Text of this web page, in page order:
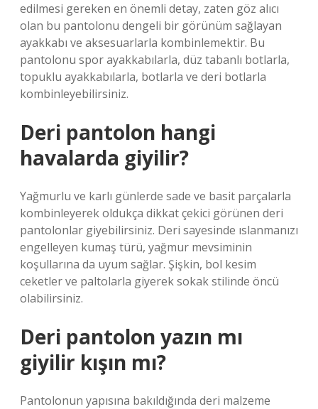
edilmesi gereken en önemli detay, zaten göz alıcı
olan bu pantolonu dengeli bir görünüm sağlayan
ayakkabı ve aksesuarlarla kombinlemektir. Bu
pantolonu spor ayakkabılarla, düz tabanlı botlarla,
topuklu ayakkabılarla, botlarla ve deri botlarla
kombinleyebilirsiniz.
Deri pantolon hangi
havalarda giyilir?
Yağmurlu ve karlı günlerde sade ve basit parçalarla
kombinleyerek oldukça dikkat çekici görünen deri
pantolonlar giyebilirsiniz. Deri sayesinde ıslanmanızı
engelleyen kumaş türü, yağmur mevsiminin
koşullarına da uyum sağlar. Şişkin, bol kesim
ceketler ve paltolarla giyerek sokak stilinde öncü
olabilirsiniz.
Deri pantolon yazın mı
giyilir kışın mı?
Pantolonun yapısına bakıldığında deri malzeme